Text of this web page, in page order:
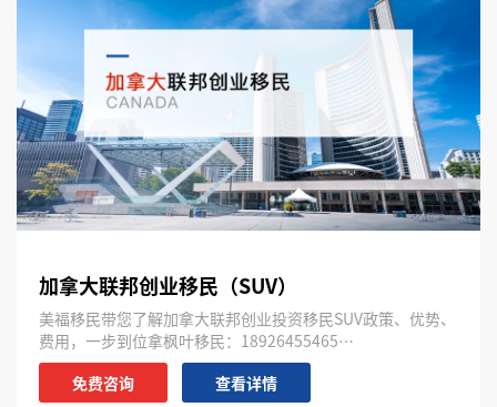
加拿大联邦创业移民（SUV）
美福移民带您了解加拿大联邦创业投资移民SUV政策、优势、
费用，一步到位拿枫叶移民：18926455465…
免费咨询
查看详情